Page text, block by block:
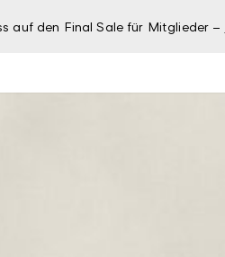
auf den Final Sale für Mitglieder –